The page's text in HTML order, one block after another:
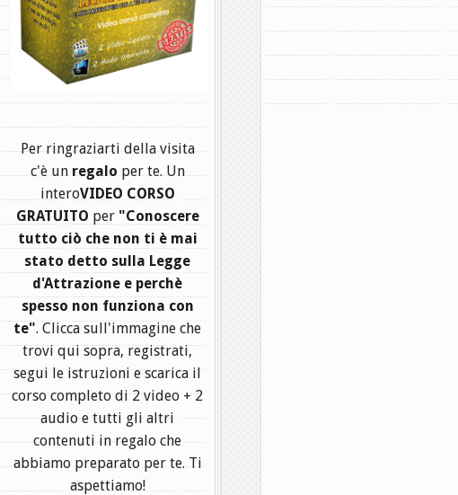
Per ringraziarti della visita
c'è un regalo per te. Un
interoVIDEO CORSO
GRATUITO per "Conoscere
tutto ciò che non ti è mai
stato detto sulla Legge
d'Attrazione e perchè
spesso non funziona con
te". Clicca sull'immagine che
trovi qui sopra, registrati,
segui le istruzioni e scarica il
corso completo di 2 video + 2
audio e tutti gli altri
contenuti in regalo che
abbiamo preparato per te. Ti
aspettiamo!